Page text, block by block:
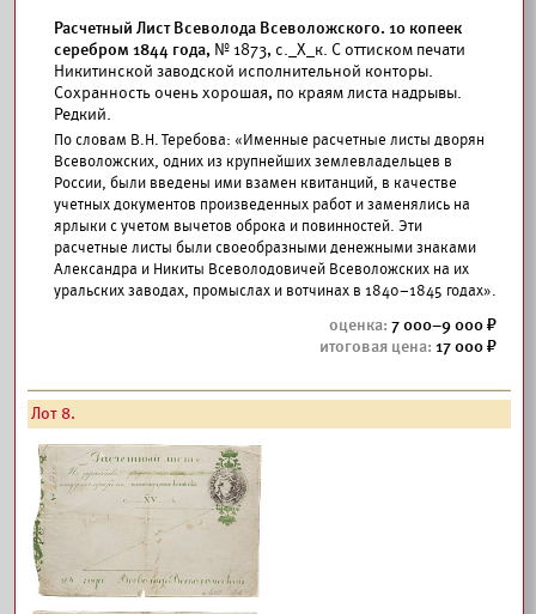
Расчетный Лист Всеволода Всеволожского. 10 копеек
серебром 1844 года, № 1873, с._Х_к. С оттиском печати
Никитинской заводской исполнительной конторы.
Сохранность очень хорошая, по краям листа надрывы.
Редкий.
По словам В.Н. Теребова: «Именные расчетные листы дворян
Всеволожских, одних из крупнейших землевладельцев в
России, были введены ими взамен квитанций, в качестве
учетных документов произведенных работ и заменялись на
ярлыки с учетом вычетов оброка и повинностей. Эти
расчетные листы были своеобразными денежными знаками
Александра и Никиты Всеволодовичей Всеволожских на их
уральских заводах, промыслах и вотчинах в 1840–1845 годах».
7 000–9 000
17 000
Лот 8.